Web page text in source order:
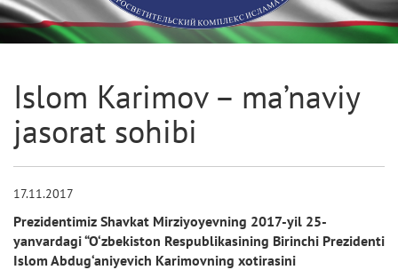
Islom Karimov – ma’naviy
jasorat sohibi
17.11.2017
Prezidentimiz Shavkat Mirziyoyevning 2017-yil 25-
yanvardagi “O‘zbekiston Respublikasining Birinchi Prezidenti
Islom Abdug‘aniyevich Karimovning xotirasini